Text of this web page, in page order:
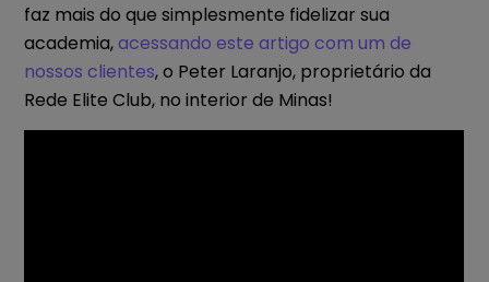
faz mais do que simplesmente fidelizar sua
academia,acessando este artigo com um de
nossos clientes, o Peter Laranjo, proprietário da
Rede Elite Club, no interior de Minas!